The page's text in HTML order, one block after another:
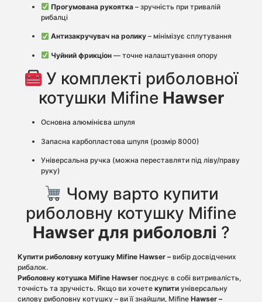
Прогумована рукоятка– зручність при тривалій
рибалці
Антизакручувач на ролику– мінімізує сплутування
Чуйний фрикціон— точне налаштування опору
У комплекті риболовної
котушки Mifine Hawser
Основна алюмінієва шпуля
Запасна карбопластова шпуля (розмір 8000)
Універсальна ручка (можна переставляти під ліву/праву
руку)
Чому варто купити
риболовну котушку Mifine
Hawser для риболовлі ?
Купити риболовну котушку Mifine Hawser – вибір досвідчених
рибалок.
Риболовну котушка Mifine Hawser поєднує в собі витривалість,
точність та зручність. Якщо ви хочете купити універсальну
силову риболовну котушку – ви її знайшли, Mifine Hawser –